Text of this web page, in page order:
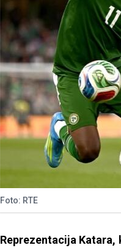
Foto: RTE
Reprezentacija